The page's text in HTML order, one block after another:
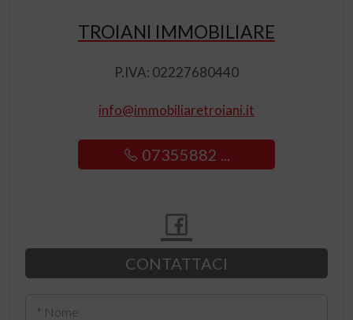
TROIANI IMMOBILIARE
P.IVA: 02227680440
info@immobiliaretroiani.it
07355882 ...
CONTATTACI
* Nome